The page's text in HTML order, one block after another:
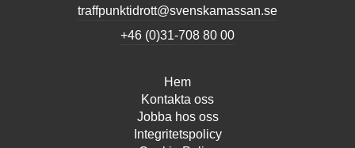
traffpunktidrott@svenskamassan.se
+46 (0)31-708 80 00
Hem
Kontakta oss
Jobba hos oss
Integritetspolicy